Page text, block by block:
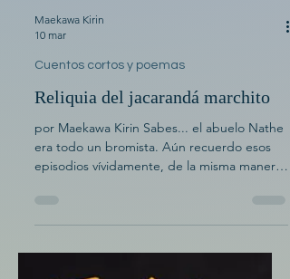
10 mar
Cuentos cortos y poemas
Reliquia del jacarandá marchito
por Maekawa Kirin Sabes... el abuelo Nathe
Mayormente amargo, pero uno que puedo
soportar. El punto álgido de mi frustración